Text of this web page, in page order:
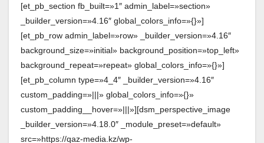
[et_pb_section fb_built=»1″ admin_label=»section»
_builder_version=»4.16″ global_colors_info=»{}»]
[et_pb_row admin_label=»row» _builder_version=»4.16″
background_size=»initial» background_position=»top_left»
background_repeat=»repeat» global_colors_info=»{}»]
[et_pb_column type=»4_4″ _builder_version=»4.16″
custom_padding=»|||» global_colors_info=»{}»
custom_padding__hover=»|||»][dsm_perspective_image
_builder_version=»4.18.0″ _module_preset=»default»
src=»https://qaz-media.kz/wp-